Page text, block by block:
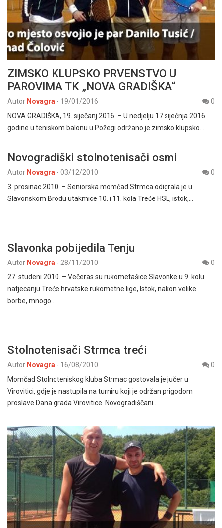
ZIMSKO KLUPSKO PRVENSTVO U
PAROVIMA TK „NOVA GRADIŠKA“
Autor Novagra - 19/01/2016
0
NOVA GRADIŠKA, 19. siječanj 2016. – U nedjelju 17.siječnja 2016.
godine u teniskom balonu u Požegi održano je zimsko klupsko…
Novogradiški stolnotenisači osmi
Autor Novagra - 03/12/2010
0
3. prosinac 2010. – Seniorska momčad Strmca odigrala je u
Slavonskom Brodu utakmice 10. i 11. kola Treće HSL, istok,…
Slavonka pobijedila Tenju
Autor Novagra - 28/11/2010
0
27. studeni 2010. – Večeras su rukometašice Slavonke u 9. kolu
natjecanju Treće hrvatske rukometne lige, Istok, nakon velike
borbe, mnogo…
Stolnotenisači Strmca treći
Autor Novagra - 16/08/2010
0
Momčad Stolnoteniskog kluba Strmac gostovala je jučer u
Virovitici, gdje je nastupila na turniru koji je održan prigodom
proslave Dana grada Virovitice. Novogradiščani…